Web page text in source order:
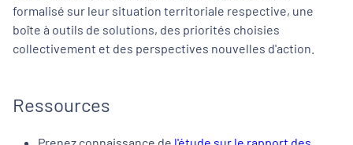
formalisé sur leur situation territoriale respective, une
boîte à outils de solutions, des priorités choisies
collectivement et des perspectives nouvelles d'action.
Ressources